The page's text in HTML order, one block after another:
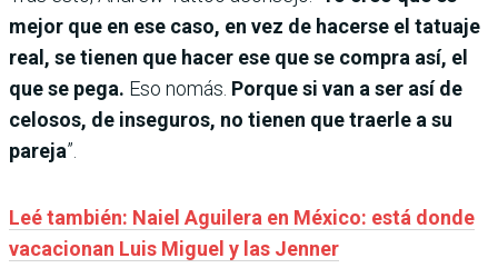
mejor que en ese caso, en vez de hacerse el tatuaje
real, se tienen que hacer ese que se compra así, el
que se pega. Eso nomás. Porque si van a ser así de
celosos, de inseguros, no tienen que traerle a su
pareja”.
Leé también: Naiel Aguilera en México: está donde
vacacionan Luis Miguel y las Jenner